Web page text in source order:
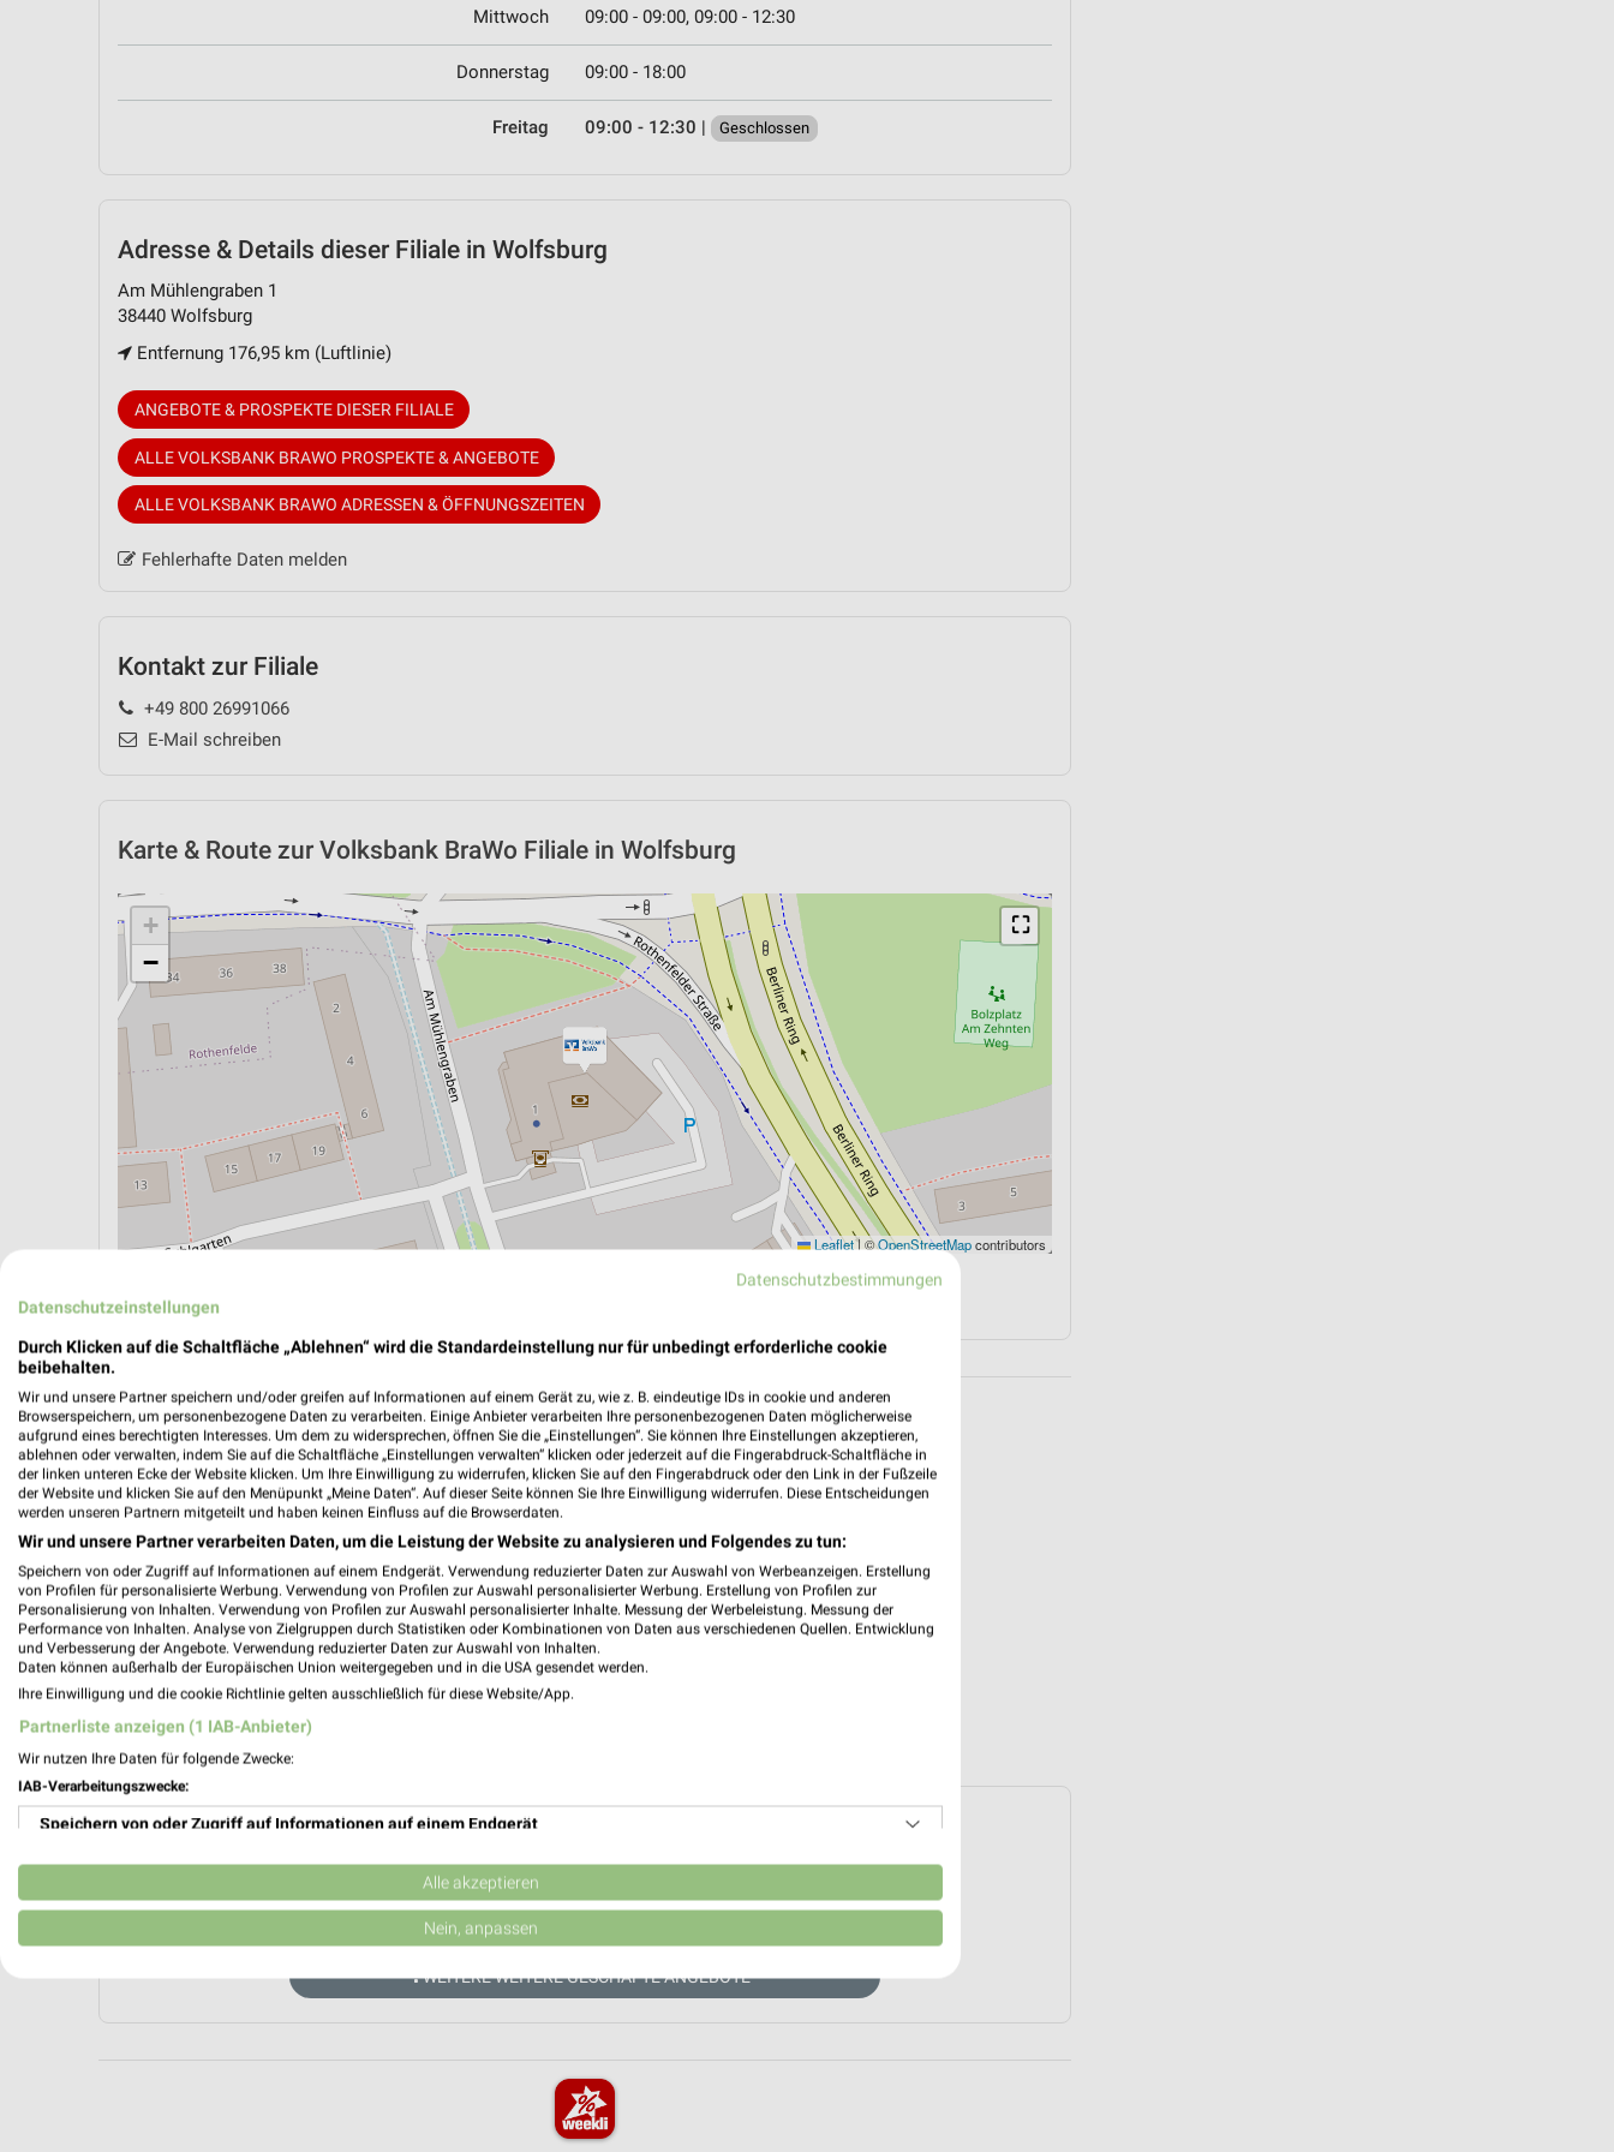
Mittwoch 09:00 - 09:00, 09:00 - 12:30
Donnerstag 09:00 - 18:00
Freitag 09:00 - 12:30 | Geschlossen
Adresse & Details dieser Filiale in Wolfsburg
Am Mühlengraben 1
38440 Wolfsburg
Entfernung 176,95 km (Luftlinie)
ANGEBOTE & PROSPEKTE DIESER FILIALE
ALLE VOLKSBANK BRAWO PROSPEKTE & ANGEBOTE
ALLE VOLKSBANK BRAWO ADRESSEN & ÖFFNUNGSZEITEN
Fehlerhafte Daten melden
Kontakt zur Filiale
+49 800 26991066
E-Mail schreiben
Karte & Route zur Volksbank BraWo Filiale in Wolfsburg
⛶
+
−
Leaflet|©OpenStreetMapcontributors
NAVIGATION MIT GOOGLE/IOS MAPS
Aktuell keine Prospekte vorhanden.
ZUR HÄNDLER-WEBSEITE
WEITERE WEITERE GESCHÄFTE ANGEBOTE
Datenschutzbestimmungen
Datenschutzeinstellungen
Durch Klicken auf die Schaltfläche „Ablehnen“ wird die Standardeinstellung nur für unbedingt erforderliche cookie
beibehalten.
Wir und unsere Partner speichern und/oder greifen auf Informationen auf einem Gerät zu, wie z. B. eindeutige IDs in cookie und anderen
Browserspeichern, um personenbezogene Daten zu verarbeiten. Einige Anbieter verarbeiten Ihre personenbezogenen Daten möglicherweise
aufgrund eines berechtigten Interesses. Um dem zu widersprechen, öffnen Sie die „Einstellungen“. Sie können Ihre Einstellungen akzeptieren,
ablehnen oder verwalten, indem Sie auf die Schaltfläche „Einstellungen verwalten“ klicken oder jederzeit auf die Fingerabdruck-Schaltfläche in
der linken unteren Ecke der Website klicken. Um Ihre Einwilligung zu widerrufen, klicken Sie auf den Fingerabdruck oder den Link in der Fußzeile
der Website und klicken Sie auf den Menüpunkt „Meine Daten“. Auf dieser Seite können Sie Ihre Einwilligung widerrufen. Diese Entscheidungen
werden unseren Partnern mitgeteilt und haben keinen Einfluss auf die Browserdaten.
Wir und unsere Partner verarbeiten Daten, um die Leistung der Website zu analysieren und Folgendes zu tun:
Speichern von oder Zugriff auf Informationen auf einem Endgerät. Verwendung reduzierter Daten zur Auswahl von Werbeanzeigen. Erstellung
von Profilen für personalisierte Werbung. Verwendung von Profilen zur Auswahl personalisierter Werbung. Erstellung von Profilen zur
Personalisierung von Inhalten. Verwendung von Profilen zur Auswahl personalisierter Inhalte. Messung der Werbeleistung. Messung der
Performance von Inhalten. Analyse von Zielgruppen durch Statistiken oder Kombinationen von Daten aus verschiedenen Quellen. Entwicklung
und Verbesserung der Angebote. Verwendung reduzierter Daten zur Auswahl von Inhalten.
Daten können außerhalb der Europäischen Union weitergegeben und in die USA gesendet werden.
Ihre Einwilligung und die cookie Richtlinie gelten ausschließlich für diese Website/App.
Partnerliste anzeigen (1 IAB-Anbieter)
Wir nutzen Ihre Daten für folgende Zwecke:
IAB-Verarbeitungszwecke:
Speichern von oder Zugriff auf Informationen auf einem Endgerät
Verwendung reduzierter Daten zur Auswahl von Werbeanzeigen
Erstellung von Profilen für personalisierte Werbung
Alle akzeptieren
Nein, anpassen